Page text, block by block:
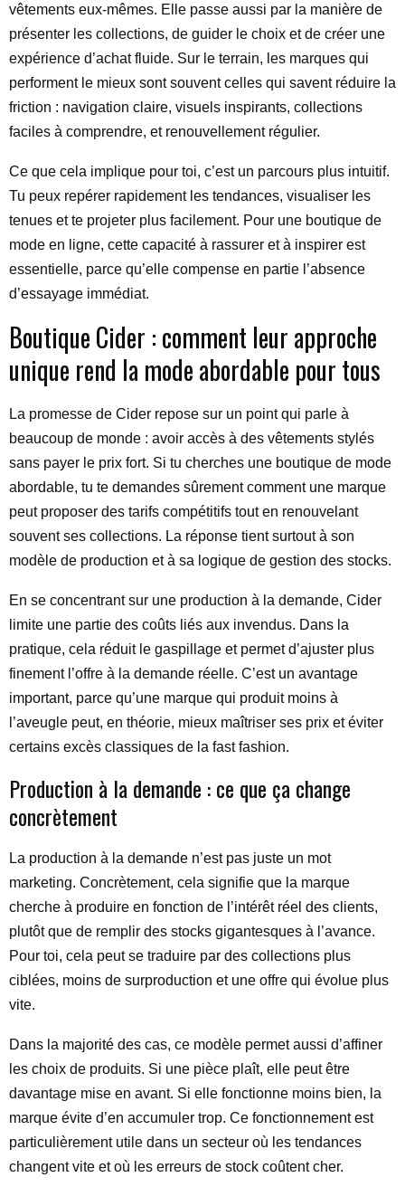
vêtements eux-mêmes. Elle passe aussi par la manière de
présenter les collections, de guider le choix et de créer une
expérience d’achat fluide. Sur le terrain, les marques qui
performent le mieux sont souvent celles qui savent réduire la
friction : navigation claire, visuels inspirants, collections
faciles à comprendre, et renouvellement régulier.
Ce que cela implique pour toi, c’est un parcours plus intuitif.
Tu peux repérer rapidement les tendances, visualiser les
tenues et te projeter plus facilement. Pour une boutique de
mode en ligne, cette capacité à rassurer et à inspirer est
essentielle, parce qu’elle compense en partie l’absence
d’essayage immédiat.
Boutique Cider : comment leur approche
unique rend la mode abordable pour tous
La promesse de Cider repose sur un point qui parle à
beaucoup de monde : avoir accès à des vêtements stylés
sans payer le prix fort. Si tu cherches une boutique de mode
abordable, tu te demandes sûrement comment une marque
peut proposer des tarifs compétitifs tout en renouvelant
souvent ses collections. La réponse tient surtout à son
modèle de production et à sa logique de gestion des stocks.
En se concentrant sur une production à la demande, Cider
limite une partie des coûts liés aux invendus. Dans la
pratique, cela réduit le gaspillage et permet d’ajuster plus
finement l’offre à la demande réelle. C’est un avantage
important, parce qu’une marque qui produit moins à
l’aveugle peut, en théorie, mieux maîtriser ses prix et éviter
certains excès classiques de la fast fashion.
Production à la demande : ce que ça change
concrètement
La production à la demande n’est pas juste un mot
marketing. Concrètement, cela signifie que la marque
cherche à produire en fonction de l’intérêt réel des clients,
plutôt que de remplir des stocks gigantesques à l’avance.
Pour toi, cela peut se traduire par des collections plus
ciblées, moins de surproduction et une offre qui évolue plus
vite.
Dans la majorité des cas, ce modèle permet aussi d’affiner
les choix de produits. Si une pièce plaît, elle peut être
davantage mise en avant. Si elle fonctionne moins bien, la
marque évite d’en accumuler trop. Ce fonctionnement est
particulièrement utile dans un secteur où les tendances
changent vite et où les erreurs de stock coûtent cher.